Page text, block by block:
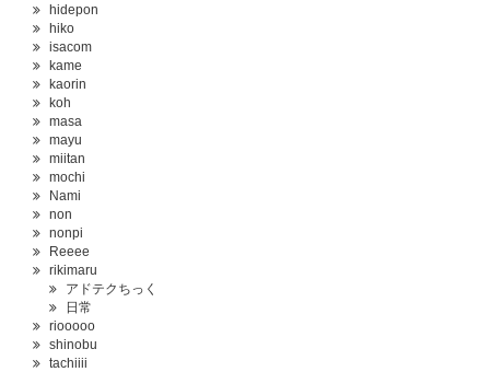
hidepon
hiko
isacom
kame
kaorin
koh
masa
mayu
miitan
mochi
Nami
non
nonpi
Reeee
rikimaru
アドテクちっく
日常
riooooo
shinobu
tachiiii